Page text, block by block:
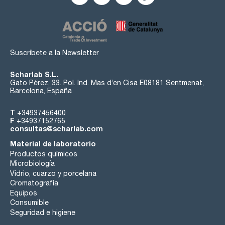
Suscríbete a la Newsletter
Scharlab S.L.
Gato Pérez, 33. Pol. Ind. Mas d’en Cisa E08181 Sentmenat,
Barcelona, España
T +34937456400
F +34937152765
consultas@scharlab.com
Material de laboratorio
Productos químicos
Microbiología
Vidrio, cuarzo y porcelana
Cromatografía
Equipos
Consumible
Seguridad e higiene